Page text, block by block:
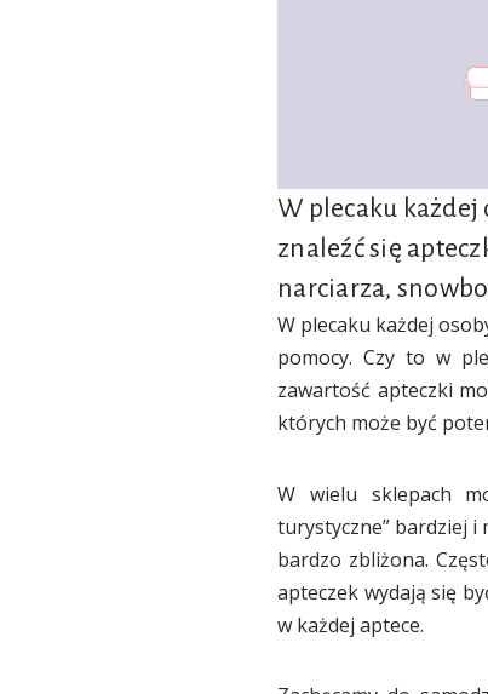
W plecaku każdej
znaleźć się
narciarza,
W plecaku każdej
pomocy. Czy to w
zawartość apteczki
których może być
W wielu sklepach
turystyczne” bardziej i
bardzo zbliżona.
apteczek wydają się
w każdej aptece.